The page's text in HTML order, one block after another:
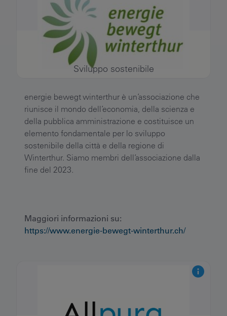
Sviluppo sostenibile
energie bewegt winterthur è un’associazione che
riunisce il mondo dell’economia, della scienza e
della pubblica amministrazione e costituisce un
elemento fondamentale per lo sviluppo
sostenibile della città e della regione di
Winterthur. Siamo membri dell’associazione dalla
fine del 2023.
Maggiori informazioni su:
https://www.energie-bewegt-winterthur.ch/